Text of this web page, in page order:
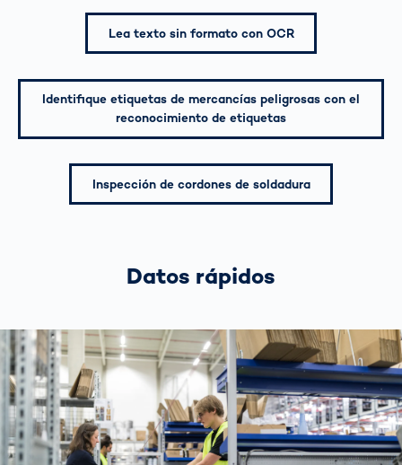
Lea texto sin formato con OCR
Identifique etiquetas de mercancías peligrosas con el
reconocimiento de etiquetas
Inspección de cordones de soldadura
Datos rápidos